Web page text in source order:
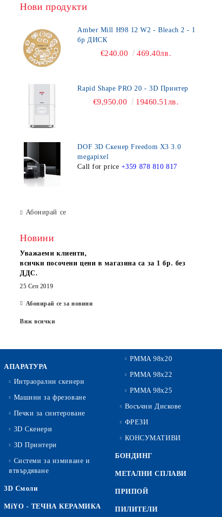
Нови продукти
Amber Mill H98 12 W2 - Bleach 2 - 1
бр ДИСК
€240.00 469.40лв.
Rapid Shape PRO 20 - 3D Принтер
€9,950.00 19460.51лв.
DOF 3D Скенер Freedom X3 3.0
megapixel
Call for price +359 878 810 817
Абонирай се
Новини
Уважаеми клиенти,
всички посочени цени в магазина са за 1 бр. без
ДДС.
25 Сеп 2019
Абонирай се за новини
Виж всички
АПАРАТУРА
Интраорални скенери
Машини за фрезоване
Печки за синтероване
3D Скенери
3D Принтери
Системи за измиване и
втвърдяване
3D Смоли
MiYO - ТЕЧНА КЕРАМИКА
PMMA 98x20
PMMA 98x22
PMMA 98x25
Восъчни Дискове
ФРЕЗИ
КОНСУМАТИВИ
БОНДИНГ
МЕТАЛНИ СПЛАВИ
ПРИПОЙ
ПИЛИТЕЛИ